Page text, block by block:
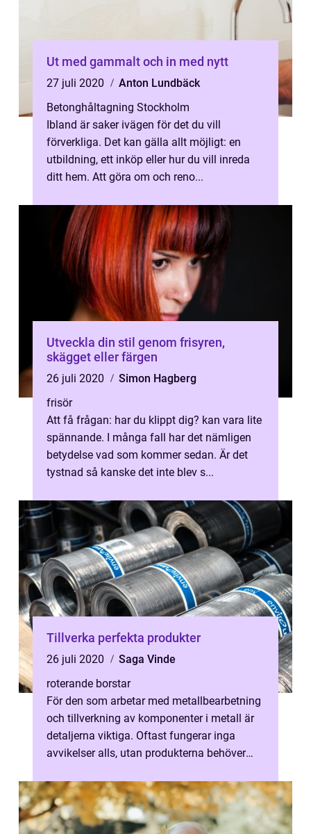
Ut med gammalt och in med nytt
27 juli 2020
Anton Lundbäck
Betonghåltagning Stockholm
Ibland är saker ivägen för det du vill
förverkliga. Det kan gälla allt möjligt: en
utbildning, ett inköp eller hur du vill inreda
ditt hem. Att göra om och reno...
Utveckla din stil genom frisyren,
skägget eller färgen
26 juli 2020
Simon Hagberg
frisör
Att få frågan: har du klippt dig? kan vara lite
spännande. I många fall har det nämligen
betydelse vad som kommer sedan. Är det
tystnad så kanske det inte blev s...
Tillverka perfekta produkter
26 juli 2020
Saga Vinde
roterande borstar
För den som arbetar med metallbearbetning
och tillverkning av komponenter i metall är
detaljerna viktiga. Oftast fungerar inga
avvikelser alls, utan produkterna behöver